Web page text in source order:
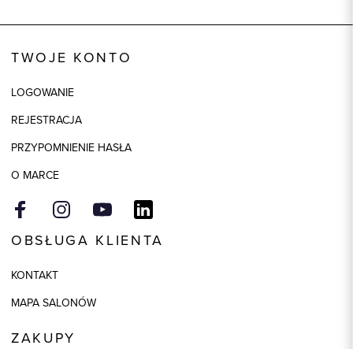
Kolor
Skład tkaniny
TWOJE KONTO
LOGOWANIE
REJESTRACJA
PRZYPOMNIENIE HASŁA
O MARCE
OBSŁUGA KLIENTA
KONTAKT
MAPA SALONÓW
ZAKUPY